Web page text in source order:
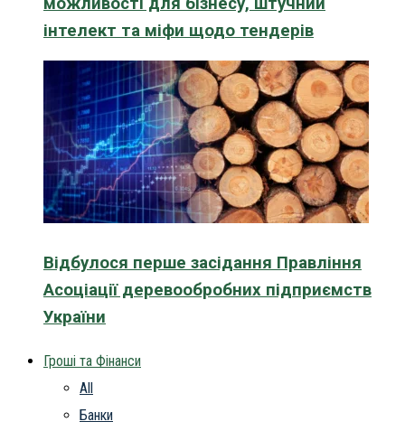
інтелект та міфи щодо тендерів
Відбулося перше засідання Правління
Асоціації деревообробних підприємств
України
Гроші та Фінанси
All
Банки